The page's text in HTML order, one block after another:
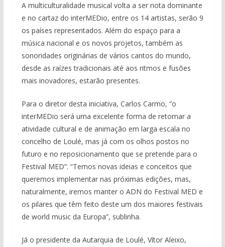
A multiculturalidade musical volta a ser nota dominante
e no cartaz do interMEDio, entre os 14 artistas, serão 9
os países representados. Além do espaço para a
música nacional e os novos projetos, também as
sonoridades originárias de vários cantos do mundo,
desde as raízes tradicionais até aos ritmos e fusões
mais inovadores, estarão presentes.
Para o diretor desta iniciativa, Carlos Carmo, “o
interMEDio será uma excelente forma de retomar a
atividade cultural e de animação em larga escala no
concelho de Loulé, mas já com os olhos postos no
futuro e no reposicionamento que se pretende para o
Festival MED”. “Temos novas ideias e conceitos que
queremos implementar nas próximas edições, mas,
naturalmente, iremos manter o ADN do Festival MED e
os pilares que têm feito deste um dos maiores festivais
de world music da Europa”, sublinha.
Já o presidente da Autarquia de Loulé, Vítor Aleixo,